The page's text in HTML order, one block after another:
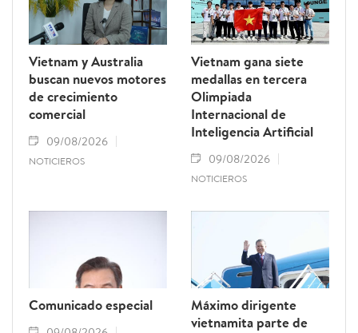
Vietnam y Australia
buscan nuevos motores
de crecimiento
comercial
09/08/2026
NOTICIEROS
Vietnam gana siete
medallas en tercera
Olimpiada
Internacional de
Inteligencia Artificial
09/08/2026
NOTICIEROS
Comunicado especial
Máximo dirigente
vietnamita parte de